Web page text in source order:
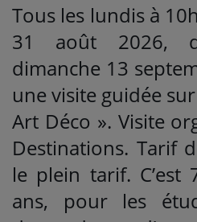
Tous les lundis à
31 août 2026,
dimanche 13
une visite guidée
Art Déco ». Visite
Destinations. Tarif
le plein tarif.
ans, pour les